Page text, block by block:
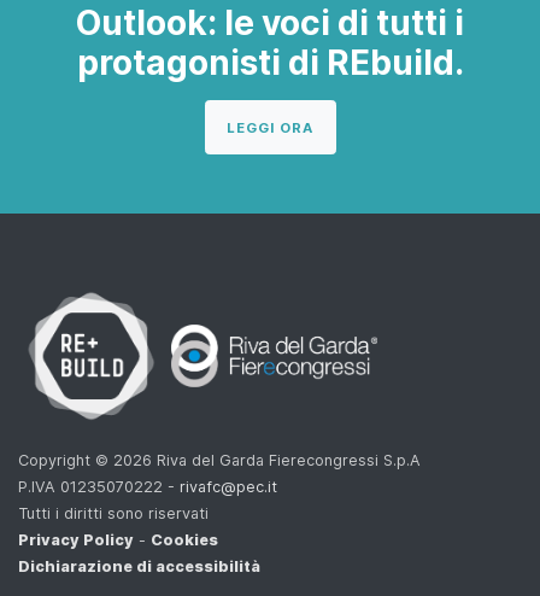
Outlook: le voci di tutti i
protagonisti di REbuild.
LEGGI ORA
Copyright © 2026 Riva del Garda Fierecongressi S.p.A
P.IVA 01235070222 - rivafc@pec.it
Tutti i diritti sono riservati
Privacy Policy - Cookies
Dichiarazione di accessibilità